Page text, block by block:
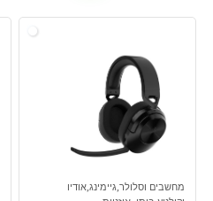
מחשבים וסלולר,גיימינג,אודיו